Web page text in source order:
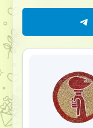
О нас